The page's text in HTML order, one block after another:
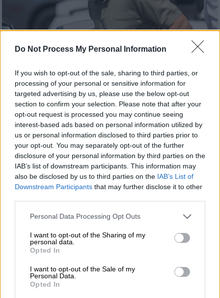
Do Not Process My Personal Information
If you wish to opt-out of the sale, sharing to third parties, or
processing of your personal or sensitive information for
targeted advertising by us, please use the below opt-out
section to confirm your selection. Please note that after your
opt-out request is processed you may continue seeing
interest-based ads based on personal information utilized by
us or personal information disclosed to third parties prior to
your opt-out. You may separately opt-out of the further
disclosure of your personal information by third parties on the
IAB’s list of downstream participants. This information may
also be disclosed by us to third parties on the IAB’s List of
Downstream Participants that may further disclose it to other
Please note that this website/app uses one or more Google
not limited to your visit or usage behaviour. You may click to
grant or deny consent to Google and its third-party tags to
use your data for below specified purposes in below Google
consent section.
Personal Data Processing Opt Outs
I want to opt-out of the Sharing of my
personal data.
Opted In
I want to opt-out of the Sale of my
Personal Data.
Opted In
Lifestyle |16.11.2021 16:17
Πρώην παίκτης του ελληνικού Survivor
«έπαιξε ξύλο» με τον Αντόνιο
Μπαντέρας
Με εντατικούς ρυθμούς συνεχίζονται τα
γυρίσματα της ταινίας «The Expendables 4»
στη Θεσσαλονίκη, με πρωταγωνιστές τους
Σιλβέστερ Σταλόνε, Τζέισον Στέιθαμ, Άντι